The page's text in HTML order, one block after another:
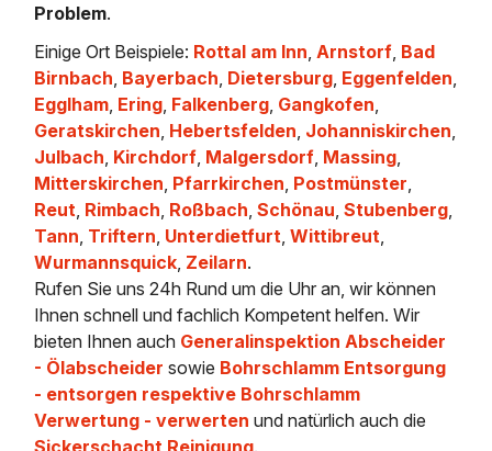
Problem.
Einige Ort Beispiele: Rottal am Inn,Arnstorf, Bad
Birnbach, Bayerbach, Dietersburg, Eggenfelden,
Egglham, Ering, Falkenberg, Gangkofen,
Geratskirchen, Hebertsfelden, Johanniskirchen,
Julbach, Kirchdorf, Malgersdorf, Massing,
Mitterskirchen, Pfarrkirchen, Postmünster,
Reut, Rimbach, Roßbach,Schönau,Stubenberg,
Tann, Triftern, Unterdietfurt,Wittibreut,
Wurmannsquick, Zeilarn.
Rufen Sie uns 24h Rund um die Uhr an, wir können
Ihnen schnell und fachlich Kompetent helfen. Wir
bieten Ihnen auch Generalinspektion Abscheider
- Ölabscheider sowie Bohrschlamm Entsorgung
- entsorgen respektive Bohrschlamm
Verwertung - verwerten und natürlich auch die